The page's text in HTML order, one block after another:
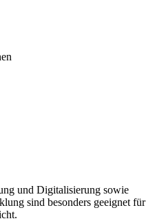
und Digitalisierung sowie
sind besonders geeignet für